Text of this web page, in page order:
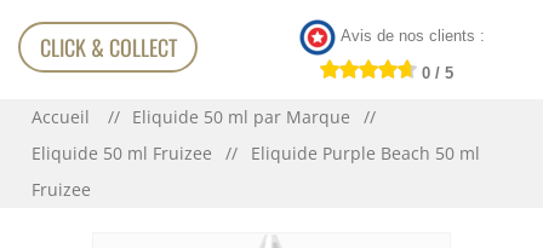
CLICK & COLLECT Avis de nos clients :
0 / 5
Accueil
Eliquide 50 ml par Marque
Eliquide 50 ml Fruizee
Eliquide Purple Beach 50 ml
Fruizee